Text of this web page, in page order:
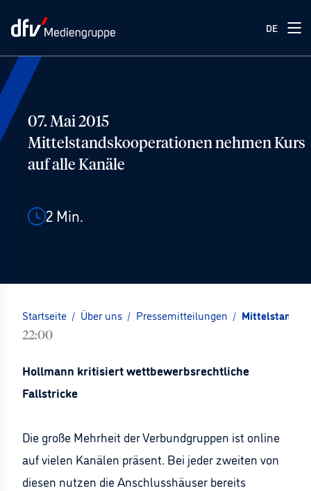
DE
07. Mai 2015
Mittelstandskooperationen nehmen Kurs
auf alle Kanäle
2 Min.
Startseite / Über uns / Pressemitteilungen /
22:00
Hollmann kritisiert wettbewerbsrechtliche
Fallstricke
Die große Mehrheit der Verbundgruppen ist online
auf vielen Kanälen präsent. Bei jeder zweiten von
diesen nutzen die Anschlusshäuser bereits